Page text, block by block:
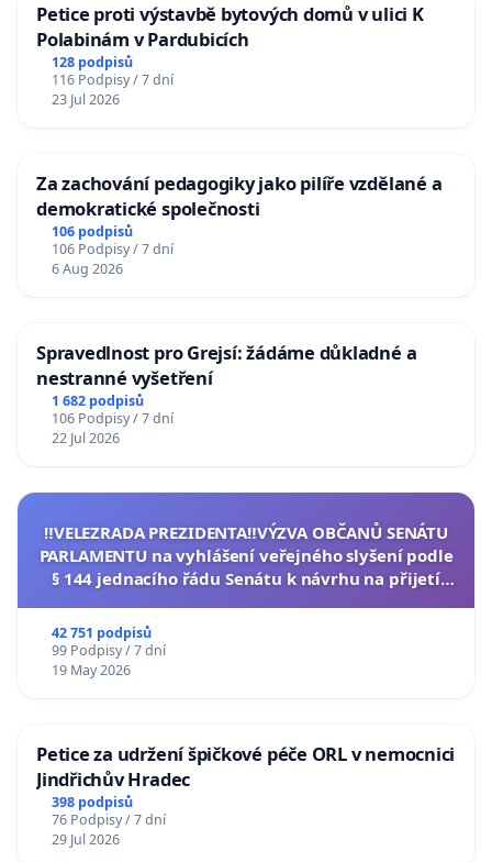
Petice proti výstavbě bytových domů v ulici K
Polabinám v Pardubicích
128 podpisů
116 Podpisy / 7 dní
23 Jul 2026
Za zachování pedagogiky jako pilíře vzdělané a
demokratické společnosti
106 podpisů
106 Podpisy / 7 dní
6 Aug 2026
Spravedlnost pro Grejsí: žádáme důkladné a
nestranné vyšetření
1 682 podpisů
106 Podpisy / 7 dní
22 Jul 2026
‼️VELEZRADA PREZIDENTA‼️VÝZVA OBČANŮ SENÁTU
PARLAMENTU na vyhlášení veřejného slyšení podle
§ 144 jednacího řádu Senátu k návrhu na přijetí
42 751 podpisů
99 Podpisy / 7 dní
19 May 2026
Petice za udržení špičkové péče ORL v nemocnici
Jindřichův Hradec
398 podpisů
76 Podpisy / 7 dní
29 Jul 2026